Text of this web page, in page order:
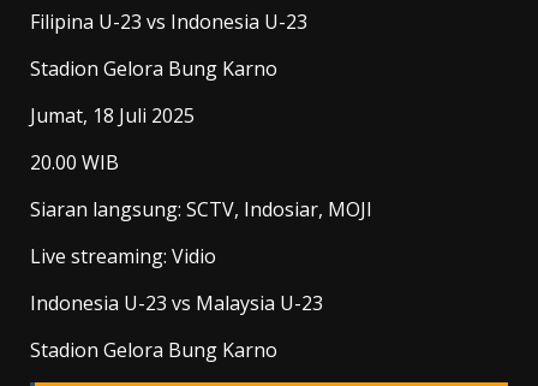
Filipina U-23 vs Indonesia U-23
Stadion Gelora Bung Karno
Jumat, 18 Juli 2025
20.00 WIB
Siaran langsung: SCTV, Indosiar, MOJI
Live streaming: Vidio
Indonesia U-23 vs Malaysia U-23
Stadion Gelora Bung Karno